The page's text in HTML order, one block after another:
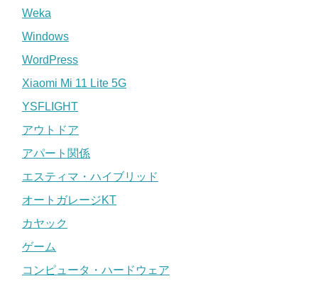
Weka
Windows
WordPress
Xiaomi Mi 11 Lite 5G
YSFLIGHT
アウトドア
アパート関係
エスティマ・ハイブリッド
オートガレージKT
カヤック
ゲーム
コンピュータ・ハードウェア